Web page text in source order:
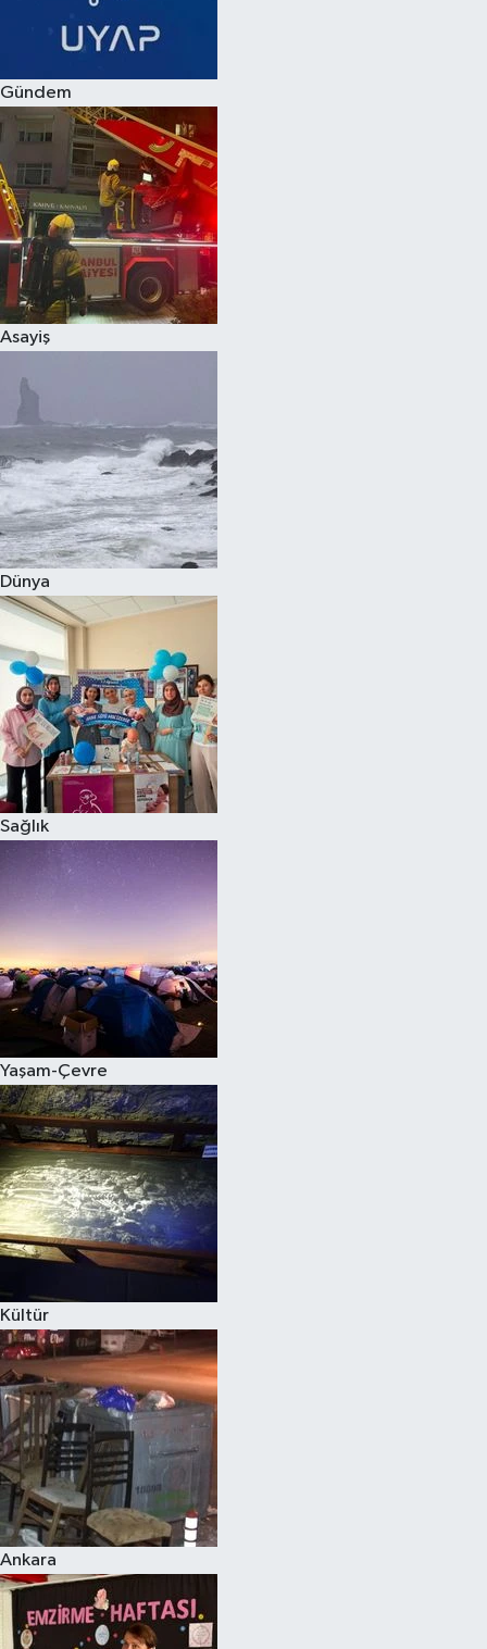
Gündem
Asayiş
Dünya
Sağlık
Yaşam-Çevre
Kültür
Ankara
Spor
Burç Yorumları
Çocuk
Eğitim
Hava Durumu
Kadın
Kültür Sanat
Sağlık
Siyaset
Teknoloji
Televizyon
Yaşam-Çevre